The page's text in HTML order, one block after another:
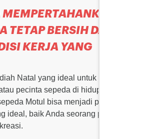
TETAP BERSIH DAN
KERJA YANG
Natal yang ideal untuk
pecinta sepeda di hidup Anda?
Motul bisa menjadi pengisi
ideal, baik Anda seorang pekerja